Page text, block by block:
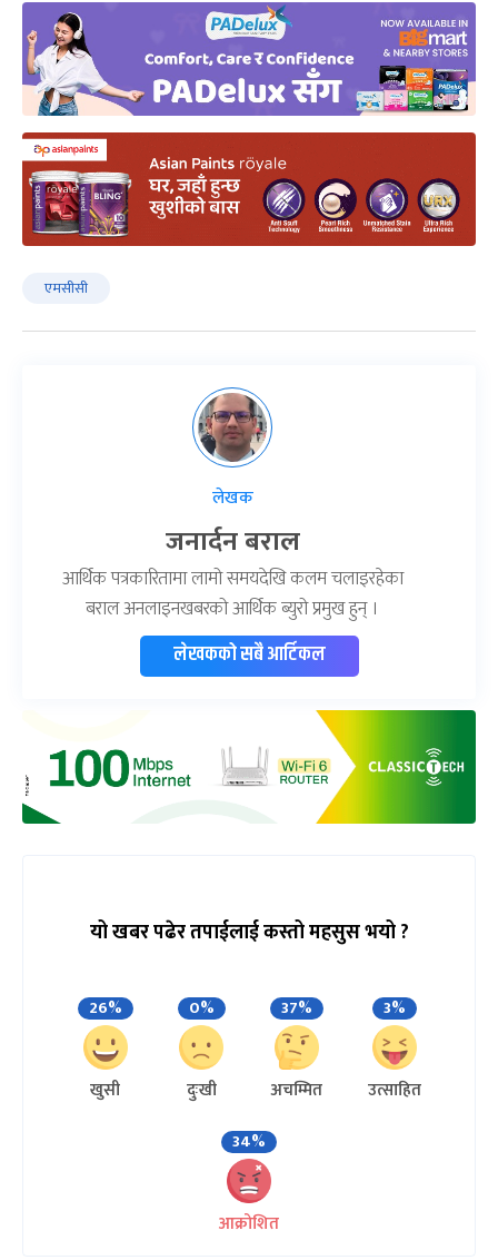
एमसीसी
लेखक
जनार्दन बराल
आर्थिक पत्रकारितामा लामो समयदेखि कलम चलाइरहेका
बराल अनलाइनखबरको आर्थिक ब्युरो प्रमुख हुन् ।
लेखकको सबै आर्टिकल
यो खबर पढेर तपाईलाई कस्तो महसुस भयो ?
26%
खुसी
0%
दुःखी
37%
अचम्मित
3%
उत्साहित
34%
आक्रोशित